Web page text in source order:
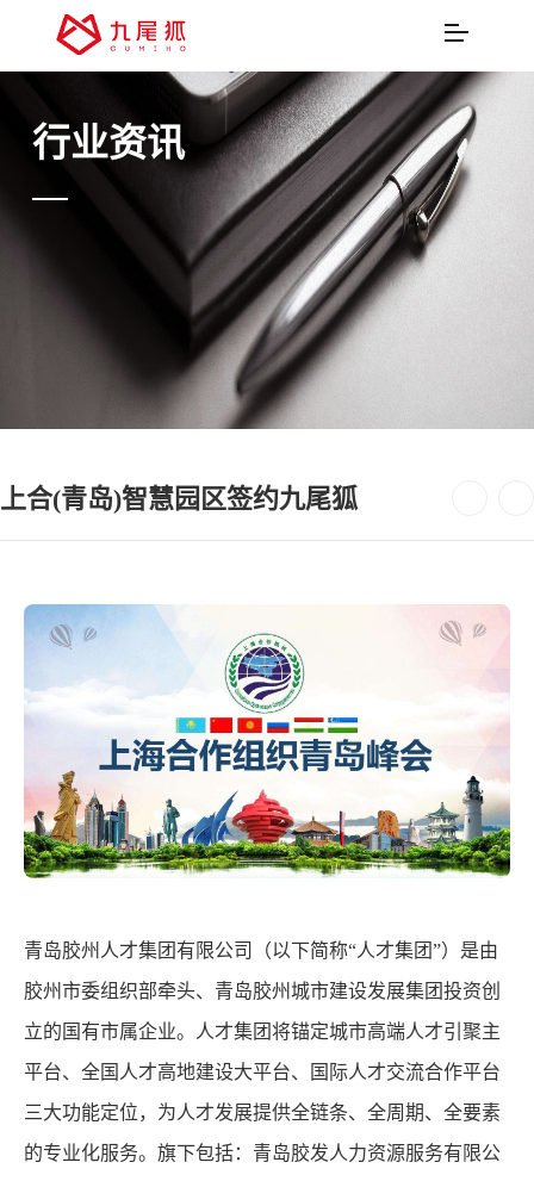
行业资讯
上合(青岛)智慧园区签约九尾狐
青岛胶州人才集团有限公司（以下简称“人才集团”）是由
胶州市委组织部牵头、青岛胶州城市建设发展集团投资创
立的国有市属企业。人才集团将锚定城市高端人才引聚主
平台、全国人才高地建设大平台、国际人才交流合作平台
三大功能定位，为人才发展提供全链条、全周期、全要素
的专业化服务。旗下包括：青岛胶发人力资源服务有限公